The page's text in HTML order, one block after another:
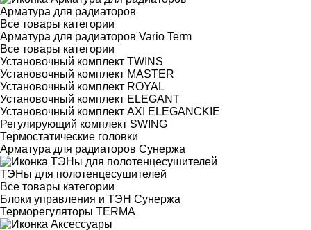
Арматура для радиаторов
Все товары категории
Арматура для радиаторов Vario Term
Все товары категории
Установочный комплект TWINS
Установочный комплект MASTER
Установочный комплект ROYAL
Установочный комплект ELEGANT
Установочный комплект AXI ELEGANCKIE
Регулирующий комплект SWING
Термостатические головки
Арматура для радиаторов Сунержа
ТЭНы для полотенцесушителей
Все товары категории
Блоки управления и ТЭН Сунержа
Терморегуляторы TERMA